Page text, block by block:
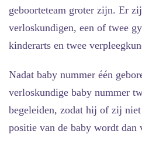
geboorteteam groter zijn. Er
verloskundigen, een of twee
kinderarts en twee
Nadat baby nummer één
verloskundige baby nummer
begeleiden, zodat hij of zij
positie van de baby wordt dan